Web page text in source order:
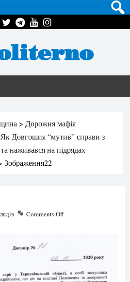
> Дорожня мафія
Довгошия “мутив” справи з
наживався на підрядах
Зображення22
Comments Off